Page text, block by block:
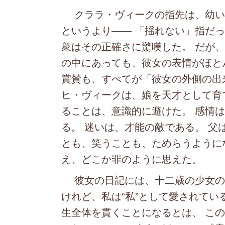
クララ・ヴィークの指先は、幼
というより―― 「揺れない」指だ
衆はその正確さに驚嘆した。 だが
の中にあっても、彼女の表情がほ
賞賛も、すべてが「彼女の外側の
ヒ・ヴィークは、娘を天才として
ることは、意識的に避けた。 感情
る。 迷いは、才能の敵である。 父
とも、笑うことも、ためらうよう
え、どこか罪のように思えた。
彼女の日記には、十二歳の少女
けれど、私は“私”として愛されて
生全体を貫くことになるとは、 こ